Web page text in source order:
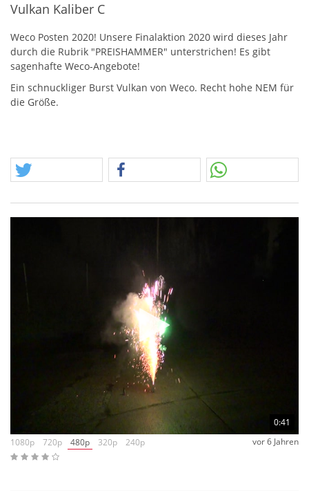
Vulkan Kaliber C
Weco Posten 2020! Unsere Finalaktion 2020 wird dieses Jahr
durch die Rubrik "PREISHAMMER" unterstrichen! Es gibt
sagenhafte Weco-Angebote!
Ein schnuckliger Burst Vulkan von Weco. Recht hohe NEM für
die Größe.
0:41
1080p
720p 480p 320p 240p vor 6 Jahren